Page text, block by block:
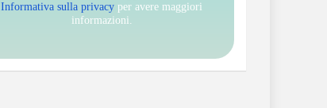
Informativa sulla privacy per avere maggiori
informazioni.